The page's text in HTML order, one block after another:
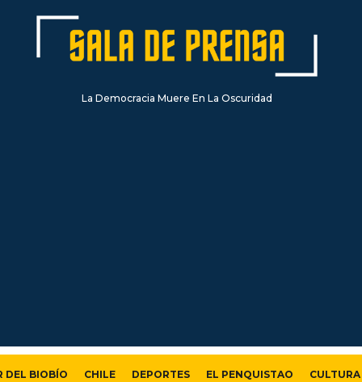
La Democracia Muere En La Oscuridad
DEL BIOBÍO CHILE DEPORTES EL PENQUISTAO CULTURA